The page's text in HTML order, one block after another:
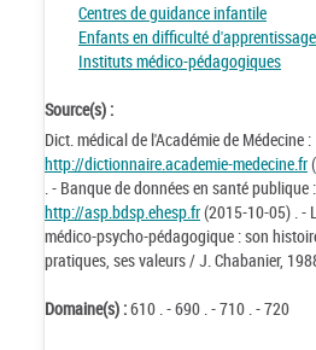
Centres de guidance infantile
Enfants en difficulté d'apprentissage
Instituts médico-pédagogiques
Source(s) :
Dict. médical de l'Académie de Médecine :
http://dictionnaire.academie-medecine.fr
. - Banque de données en santé publique :
http://asp.bdsp.ehesp.fr(2015-10-05) . -
médico-psycho-pédagogique : son
pratiques, ses valeurs / J. Chabanier,
Domaine(s) :610 . - 690 . - 710 . - 720